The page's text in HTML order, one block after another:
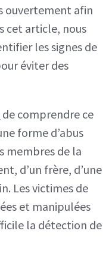
ouvertement afin
cet article, nous
les signes de
éviter des
de comprendre ce
forme d’abus
membres de la
d’un frère, d’une
Les victimes de
et manipulées
la détection de